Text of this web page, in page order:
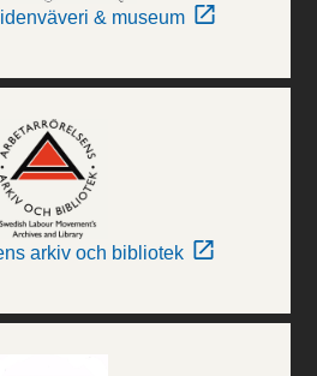
& museum
arkiv och bibliotek